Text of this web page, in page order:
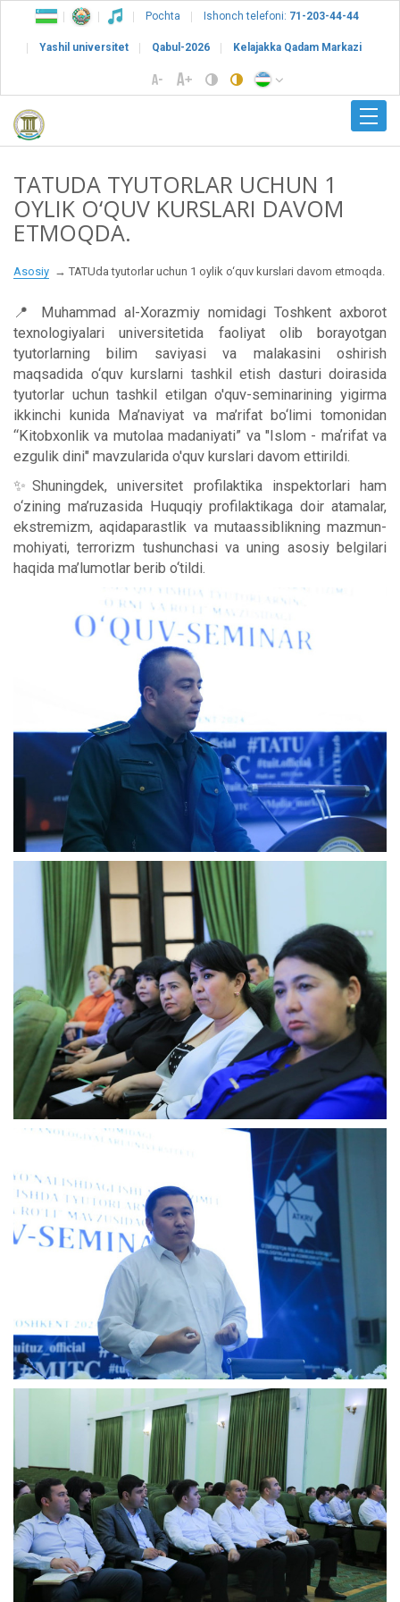
Pochta Ishonch telefoni: 71-203-44-44
Yashil universitet Qabul-2026 Kelajakka Qadam Markazi
TATUDA TYUTORLAR UCHUN 1
OYLIK O‘QUV KURSLARI DAVOM
ETMOQDA.
Asosiy TATUda tyutorlar uchun 1 oylik o‘quv kurslari davom etmoqda.
📍 Muhammad al-Xorazmiy nomidagi Toshkent axborot
texnologiyalari universitetida faoliyat olib borayotgan
tyutorlarning bilim saviyasi va malakasini oshirish
maqsadida o‘quv kurslarni tashkil etish dasturi doirasida
tyutorlar uchun tashkil etilgan o'quv-seminarining yigirma
ikkinchi kunida Ma’naviyat va ma’rifat bo‘limi tomonidan
“Kitobxonlik va mutolaa madaniyati” va "Islom - maʼrifat va
ezgulik dini" mavzularida o'quv kurslari davom ettirildi.
✨Shuningdek, universitet profilaktika inspektorlari ham
o‘zining ma’ruzasida Huquqiy profilaktikaga doir atamalar,
ekstremizm, aqidaparastlik va mutaassiblikning mazmun-
mohiyati, terrorizm tushunchasi va uning asosiy belgilari
haqida ma’lumotlar berib o‘tildi.